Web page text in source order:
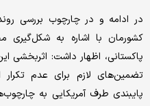
در ادامه و در چارچوب بررسی
کشورمان با اشاره به شکل‌گیری
پاکستانی، اظهار داشت: اثربخشی
تضمین‌های لازم برای عدم
پایبندی طرف آمریکایی به